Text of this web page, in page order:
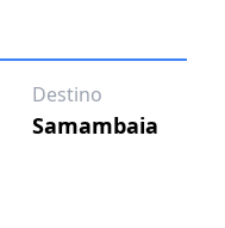
Destino
Samambaia